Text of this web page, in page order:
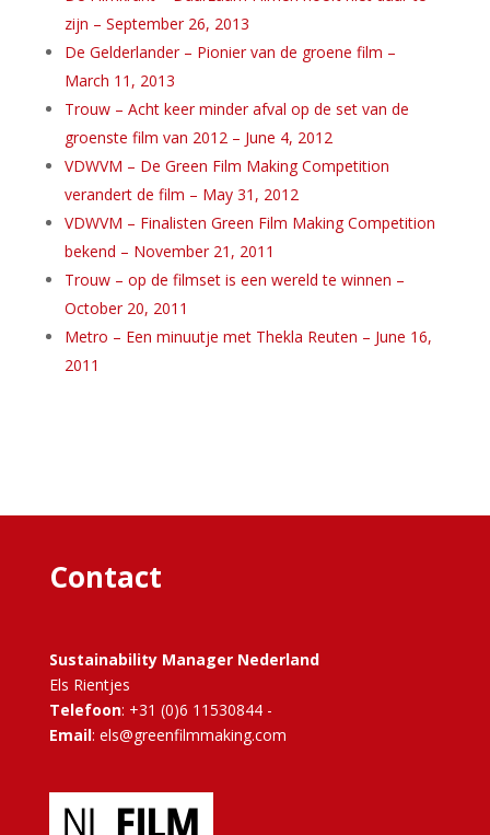
zijn – September 26, 2013
De Gelderlander – Pionier van de groene film –
March 11, 2013
Trouw – Acht keer minder afval op de set van de
groenste film van 2012 – June 4, 2012
VDWVM – De Green Film Making Competition
verandert de film – May 31, 2012
VDWVM – Finalisten Green Film Making Competition
bekend – November 21, 2011
Trouw – op de filmset is een wereld te winnen –
October 20, 2011
Metro – Een minuutje met Thekla Reuten – June 16,
2011
Contact
Sustainability Manager Nederland
Els Rientjes
Telefoon: +31 (0)6 11530844 -
Email: els@greenfilmmaking.com